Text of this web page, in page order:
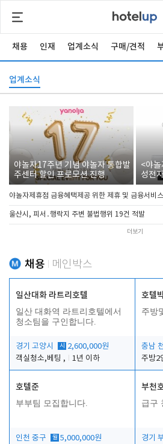
채용 인재 업계소식 구매/견적
업계소식
야놀자17주년 기념 야놀자 통합발
주센터 할인 프로모션 진행
<야
성전
야놀자제휴점 금융혜택제공 위한 제휴 및 금융서비스
울산시, 피서․행락지 주변 불법행위 19건 적발
더보기
채용 메인박스
일산대화 라트리호텔
일산 대화역 라트리호텔에서
청소팀을 구인합니다.
경기 고양시 시
2,600,000원
객실청소,베팅 ,
1년 이하
호텔
주방
충남
호텔준
부부팀 모집합니다.
인천 중구 월 5,000,000원
부천
급구
경기